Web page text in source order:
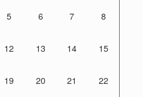
5 6 7 8
12 13 14 15
19 20 21 22